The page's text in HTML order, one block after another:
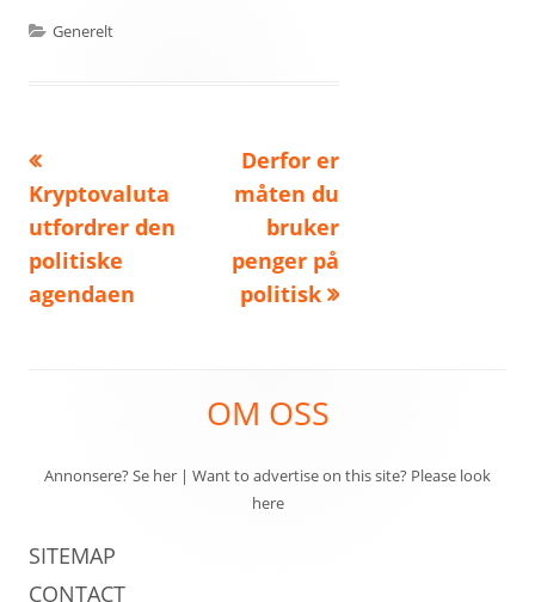
Kategorier
Generelt
Innleggsnavigasjon
artikkel:
Kryptovaluta
utfordrer den
politiske
agendaen
Neste
artikkel:
Derfor er
måten du
bruker
penger på
politisk
OM OSS
Annonsere? Se her | Want to advertise on this site? Please look
here
SITEMAP
CONTACT